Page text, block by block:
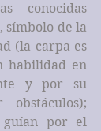
conocidas
símbolo de la
(la carpa es
habilidad en
y por su
guían por el